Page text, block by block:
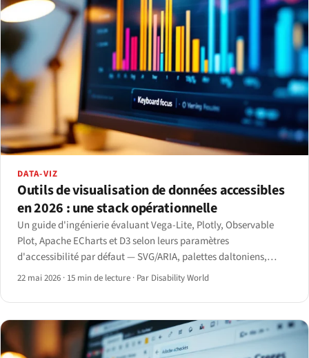
DATA-VIZ
Outils de visualisation de données accessibles
en 2026 : une stack opérationnelle
Un guide d'ingénierie évaluant Vega-Lite, Plotly, Observable
Plot, Apache ECharts et D3 selon leurs paramètres
d'accessibilité par défaut — SVG/ARIA, palettes daltoniens,
navigation clavier, hiérarchie lecteur d'écran et vue tableau
d'usage.
22 mai 2026 · 15 min de lecture · Par Disability World